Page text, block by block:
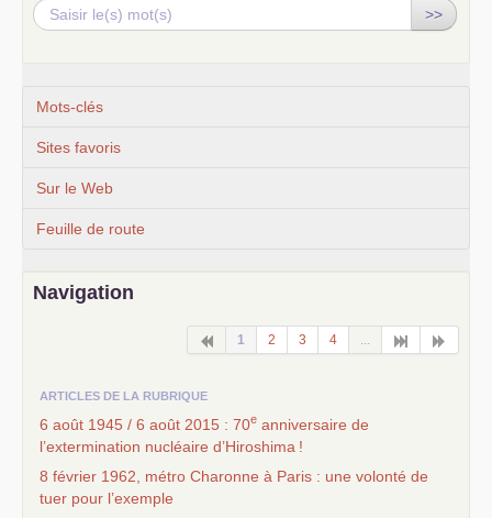
>>
Mots-clés
Sites favoris
Sur le Web
Feuille de route
Navigation
1 2 3 4
ARTICLES DE LA RUBRIQUE
6 août 1945 / 6 août 2015 : 70e anniversaire de
l’extermination nucléaire d’Hiroshima !
8 février 1962, métro Charonne à Paris : une volonté de
tuer pour l’exemple